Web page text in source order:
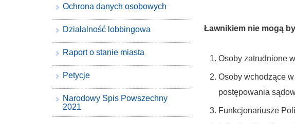
Ławnikiem nie mogą
Osoby zatrudnione
Osoby wchodzące
postępowania
Funkcjonariusze
Ochrona danych osobowych
Działalność lobbingowa
Raport o stanie miasta
Petycje
Narodowy Spis Powszechny
2021